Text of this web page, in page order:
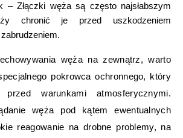
– Złączki węża są często najsłabszym
chronić je przed uszkodzeniem
węża na zewnątrz, warto
pokrowca ochronnego, który
warunkami atmosferycznymi.
węża pod kątem ewentualnych
reagowanie na drobne problemy, na